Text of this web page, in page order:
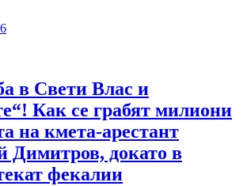
в Свети Влас и
Как се грабят милиони
на кмета-арестант
Димитров, докато в
фекалии